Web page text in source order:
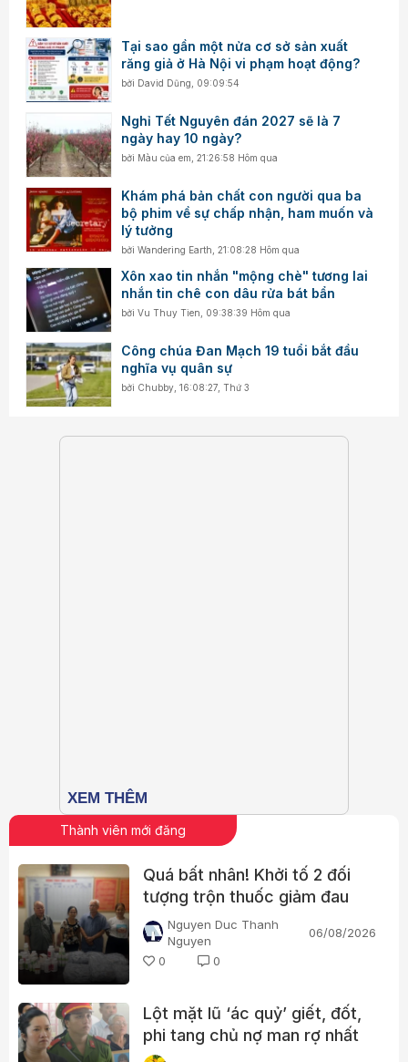
Tại sao gần một nửa cơ sở sản xuất
răng giả ở Hà Nội vi phạm hoạt động?
bởi David Dũng 09:09:54
Nghỉ Tết Nguyên đán 2027 sẽ là 7
ngày hay 10 ngày?
bởi Màu của em ,21:26:58 Hôm qua
Khám phá bản chất con người qua ba
bộ phim về sự chấp nhận, ham muốn và
lý tưởng
bởiWandering Earth ,21:08:28 Hôm qua
Xôn xao tin nhắn "mộng chè" tương lai
nhắn tin chê con dâu rửa bát bẩn
bởiVu Thuy Tien 09:38:39 Hôm qua
Công chúa Đan Mạch 19 tuổi bắt đầu
nghĩa vụ quân sự
bởi Chubby ,16:08:27, Thứ 3
Thành viên mới đăng
Quá bất nhân! Khởi tố 2 đối
tượng trộn thuốc giảm đau
Paracetamol vào thuốc Đông
y, nổ chữa bách bệnh
Nguyen Duc Thanh
Nguyen
06/08/2026
0
0
Lột mặt lũ ‘ác quỷ’ giết, đốt,
phi tang chủ nợ man rợ nhất
trong lịch sử